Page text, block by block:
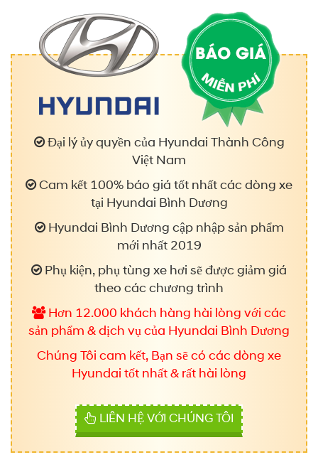
Đại lý ủy quyền của Hyundai Thành Công
Việt Nam
Cam kết 100% báo giá tốt nhất các dòng xe
tại Hyundai Bình Dương
Hyundai Bình Dương cập nhập sản phẩm
mới nhất 2019
Phụ kiện, phụ tùng xe hơi sẽ được giảm giá
theo các chương trình
Hơn 12.000 khách hàng hài lòng với các
sản phẩm & dịch vụ của Hyundai Bình Dương
Chúng Tôi cam kết, Bạn sẽ có các dòng xe
Hyundai tốt nhất & rất hài lòng
LIÊN HỆ VỚI CHÚNG TÔI